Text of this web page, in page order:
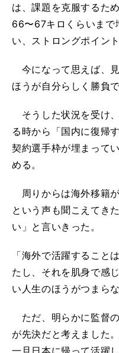
は、課題を克服するた
66〜67キロくらいまで
い、ストロングポイン
今になって思えば、
ほうが自分らしく勝負
そうした状況を受け
る時から「国内に復帰
契約選手枠が埋まって
める。
周りからは海外移籍
という声も聞こえてき
い」と言いきった。
「海外で活躍すること
たし、それを肌身で感
い人生のほうがつまら
ただ、明らかに監督
が先決だと考えました
一旦日本に帰って活躍